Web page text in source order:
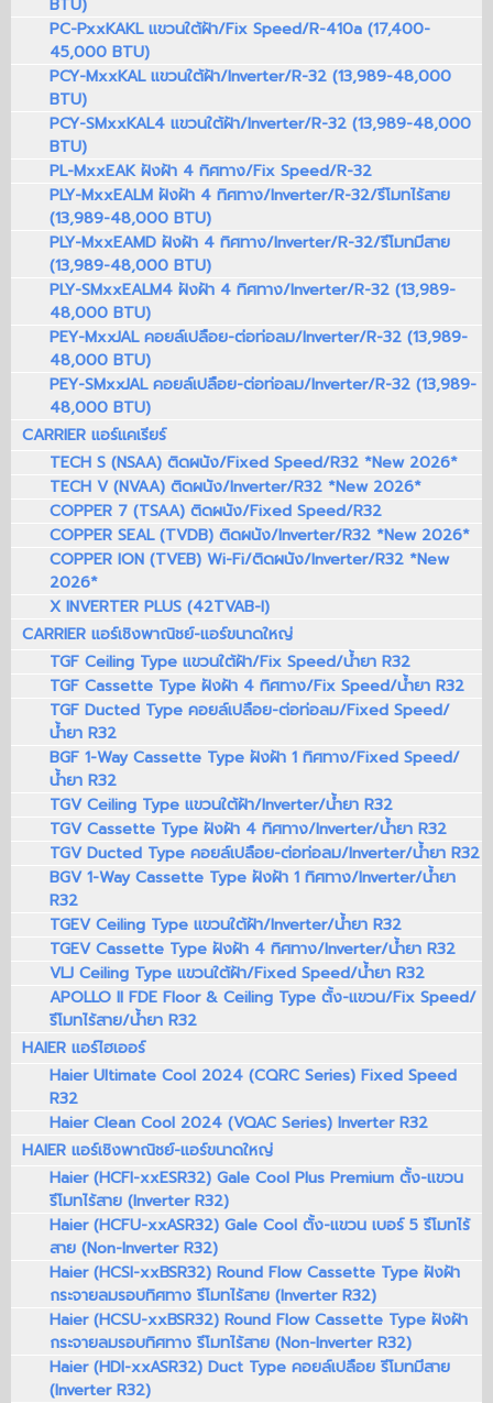
PC-PxxKAKL แขวนใต้ฝ้า/Fix Speed/R-410a (17,400-
45,000 BTU)
PCY-MxxKAL แขวนใต้ฝ้า/Inverter/R-32 (13,989-48,000
BTU)
PCY-SMxxKAL4 แขวนใต้ฝ้า/Inverter/R-32 (13,989-48,000
BTU)
PL-MxxEAK ฝังฝ้า 4 ทิศทาง/Fix Speed/R-32
PLY-MxxEALM ฝังฝ้า 4 ทิศทาง/Inverter/R-32/รีโมทไร้สาย
(13,989-48,000 BTU)
PLY-MxxEAMD ฝังฝ้า 4 ทิศทาง/Inverter/R-32/รีโมทมีสาย
(13,989-48,000 BTU)
PLY-SMxxEALM4 ฝังฝ้า 4 ทิศทาง/Inverter/R-32 (13,989-
48,000 BTU)
PEY-MxxJAL คอยล์เปลือย-ต่อท่อลม/Inverter/R-32 (13,989-
48,000 BTU)
PEY-SMxxJAL คอยล์เปลือย-ต่อท่อลม/Inverter/R-32 (13,989-
48,000 BTU)
CARRIER แอร์แคเรียร์
TECH S (NSAA) ติดผนัง/Fixed Speed/R32 *New 2026*
TECH V (NVAA) ติดผนัง/Inverter/R32 *New 2026*
COPPER 7 (TSAA) ติดผนัง/Fixed Speed/R32
COPPER SEAL (TVDB) ติดผนัง/Inverter/R32 *New 2026*
COPPER ION (TVEB) Wi-Fi/ติดผนัง/Inverter/R32 *New
2026*
X INVERTER PLUS (42TVAB-I)
CARRIER แอร์เชิงพาณิชย์-แอร์ขนาดใหญ่
TGF Ceiling Type แขวนใต้ฝ้า/Fix Speed/น้ำยา R32
TGF Cassette Type ฝังฝ้า 4 ทิศทาง/Fix Speed/น้ำยา R32
TGF Ducted Type คอยล์เปลือย-ต่อท่อลม/Fixed Speed/
น้ำยา R32
BGF 1-Way Cassette Type ฝังฝ้า 1 ทิศทาง/Fixed Speed/
น้ำยา R32
TGV Ceiling Type แขวนใต้ฝ้า/Inverter/น้ำยา R32
TGV Cassette Type ฝังฝ้า 4 ทิศทาง/Inverter/น้ำยา R32
TGV Ducted Type คอยล์เปลือย-ต่อท่อลม/Inverter/น้ำยา R32
BGV 1-Way Cassette Type ฝังฝ้า 1 ทิศทาง/Inverter/น้ำยา
R32
TGEV Ceiling Type แขวนใต้ฝ้า/Inverter/น้ำยา R32
TGEV Cassette Type ฝังฝ้า 4 ทิศทาง/Inverter/น้ำยา R32
VLJ Ceiling Type แขวนใต้ฝ้า/Fixed Speed/น้ำยา R32
APOLLO II FDE Floor & Ceiling Type ตั้ง-แขวน/Fix Speed/
รีโมทไร้สาย/น้ำยา R32
HAIER แอร์ไฮเออร์
Haier Ultimate Cool 2024 (CQRC Series) Fixed Speed
R32
Haier Clean Cool 2024 (VQAC Series) Inverter R32
HAIER แอร์เชิงพาณิชย์-แอร์ขนาดใหญ่
Haier (HCFI-xxESR32) Gale Cool Plus Premium ตั้ง-แขวน
รีโมทไร้สาย (Inverter R32)
Haier (HCFU-xxASR32) Gale Cool ตั้ง-แขวน เบอร์ 5 รีโมทไร้
สาย (Non-Inverter R32)
Haier (HCSI-xxBSR32) Round Flow Cassette Type ฝังฝ้า
กระจายลมรอบทิศทาง รีโมทไร้สาย (Inverter R32)
Haier (HCSU-xxBSR32) Round Flow Cassette Type ฝังฝ้า
กระจายลมรอบทิศทาง รีโมทไร้สาย (Non-Inverter R32)
Haier (HDI-xxASR32) Duct Type คอยล์เปลือย รีโมทมีสาย
(Inverter R32)